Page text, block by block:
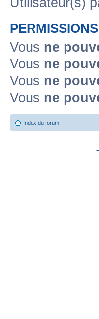
Vous ne
Vous ne
Vous ne
Vous ne
Index du forum